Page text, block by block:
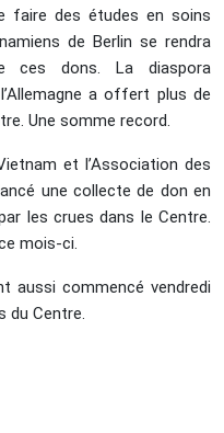
faire des études en soins
de Berlin se rendra
ces dons. La diaspora
a offert plus de
Une somme record.
et l’Association des
une collecte de don en
les crues dans le Centre.
mois-ci.
aussi commencé vendredi
du Centre.